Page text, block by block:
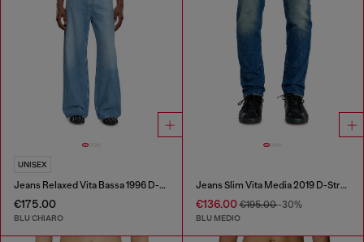
UNISEX
Jeans Relaxed Vita Bassa 1996 D-Sire
€175.00
BLU CHIARO
Jeans Slim Vita Media 2019 D-Strukt
€136.00€195.00-30%
BLU MEDIO